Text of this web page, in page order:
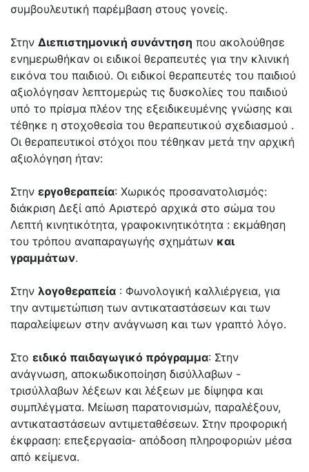
συμβουλευτική παρέμβαση στους γονείς.
Στην Διεπιστημονική συνάντηση που ακολούθησε
ενημερωθήκαν οι ειδικοί θεραπευτές για την κλινική
εικόνα του παιδιού. Οι ειδικοί θεραπευτές του παιδιού
αξιολόγησαν λεπτομερώς τις δυσκολίες του παιδιού
υπό το πρίσμα πλέον της εξειδικευμένης γνώσης και
τέθηκε η στοχοθεσία του θεραπευτικού σχεδιασμού .
Οι θεραπευτικοί στόχοι που τέθηκαν μετά την αρχική
αξιολόγηση ήταν:
Στην εργοθεραπεία: Χωρικός προσανατολισμός:
διάκριση Δεξί από Αριστερό αρχικά στο σώμα του
Λεπτή κινητικότητα, γραφοκινητικότητα : εκμάθηση
του τρόπου αναπαραγωγής σχημάτων και
γραμμάτων.
Στην λογοθεραπεία : Φωνολογική καλλιέργεια, για
την αντιμετώπιση των αντικαταστάσεων και των
παραλείψεων στην ανάγνωση και των γραπτό λόγο.
Στο ειδικό παιδαγωγικό πρόγραμμα: Στην
ανάγνωση, αποκωδικοποίηση δισύλλαβων -
τρισύλλαβων λέξεων και λέξεων με δίψηφα και
συμπλέγματα. Μείωση παρατονισμών, παραλέξουν,
αντικαταστάσεων αντιμεταθέσεων. Στην προφορική
έκφραση: επεξεργασία- απόδοση πληροφοριών μέσα
από κείμενα.